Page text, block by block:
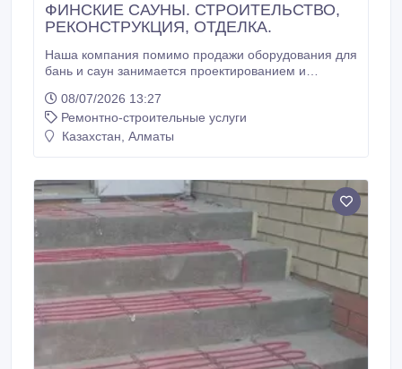
ФИНСКИЕ САУНЫ. СТРОИТЕЛЬСТВО,
РЕКОНСТРУКЦИЯ, ОТДЕЛКА.
Наша компания помимо продажи оборудования для
бань и саун занимается проектированием и
направление в компании «WELLNESS» существует
более 11 лет, а количество реализованных проектов
саун – более 2500! Строительство финских саун
08/07/2026 13:27
Ремонтно-строительные услуги
Казахстан, Алматы